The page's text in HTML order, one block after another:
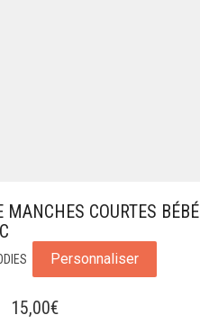
MANCHES COURTES BÉBÉ
Personnaliser
LE
15,00€LE